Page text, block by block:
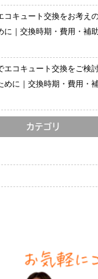
コキュート交換をお考
に｜交換時期・費用・補
エコキュート交換をご
めに｜交換時期・費用・
カテゴリ